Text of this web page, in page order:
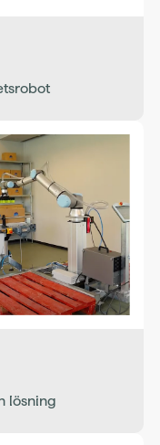
lösning